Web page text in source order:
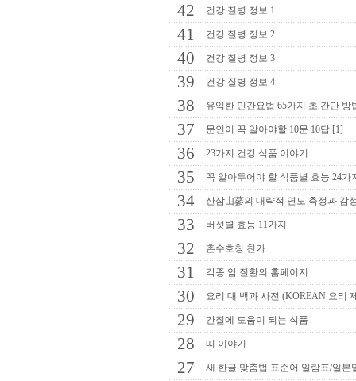
42 건강 질병 정보 1
41 건강 질병 정보 2
40 건강 질병 정보 3
39 건강 질병 정보 4
38 유익한 민간요법 65가지 초 간단 방
37 문인이 꼭 알아야할 10문 10답 [1]
36 23가지 건강 식품 이야기
35 꼭 알아두어야 할 식품별 효능 24가
34 산삼山蔘의 대략적 연도 측정과 감
33 버섯별 효능 11가지
32 촌수호칭 친가
31 각종 암 질환의 홈페이지
30 요리 대 백과 사전 (KOREAN 요리
29 간질에 도움이 되는 식품
28 띠 이야기
27 새 한글 맞춤법 표준어 일람표/일본